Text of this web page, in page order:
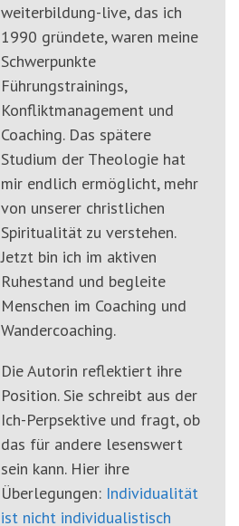
weiterbildung-live, das ich
1990 gründete, waren meine
Schwerpunkte
Führungstrainings,
Konfliktmanagement und
Coaching. Das spätere
Studium der Theologie hat
mir endlich ermöglicht, mehr
von unserer christlichen
Spiritualität zu verstehen.
Jetzt bin ich im aktiven
Ruhestand und begleite
Menschen im Coaching und
Wandercoaching.
Die Autorin reflektiert ihre
Position. Sie schreibt aus der
Ich-Perpsektive und fragt, ob
das für andere lesenswert
sein kann. Hier ihre
Überlegungen: Individualität
ist nicht individualistisch